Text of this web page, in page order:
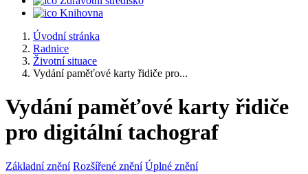
Knihovna
Úvodní stránka
Radnice
Životní situace
Vydání paměťové karty řidiče pro...
Vydání paměťové karty řidiče
pro digitální tachograf
Základní znění Rozšířené znění Úplné znění